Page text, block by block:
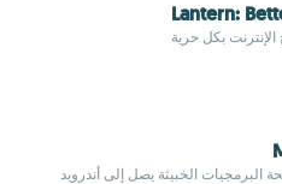
Lantern:
بكل حرية
البرمجيات الخبيثة يصل إلى أندرويد